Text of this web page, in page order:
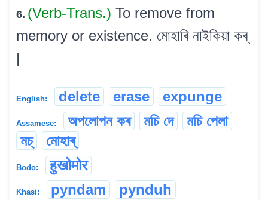
6. (Verb-Trans.) To remove from
memory or existence. মোহাৰি নাইকিয়া কৰ্
|
English: delete erase expunge
Assamese: অপলোপন কৰ মচি দে
মচি পেলা
মচ্‌
মোহাৰ্
Bodo: हुखोमोर
Khasi: pyndam pynduh